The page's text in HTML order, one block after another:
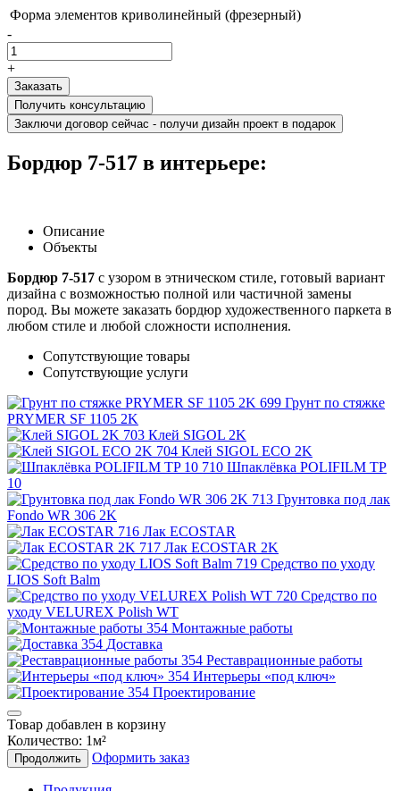
Форма элементов криволинейный (фрезерный)
-
+
Получить консультацию
Заключи договор сейчас - получи дизайн проект в подарок
Бордюр 7-517 в интерьере:
Описание
Объекты
Бордюр 7-517 с узором в этническом стиле, готовый вариант
дизайна с возможностью полной или частичной замены
пород. Вы можете заказать бордюр художественного паркета в
любом стиле и любой сложности исполнения.
Сопутствующие товары
Сопутствующие услуги
Грунт по стяжке
PRYMER SF 1105 2K
Клей SIGOL 2K
Клей SIGOL ECO 2K
Шпаклёвка POLIFILM TP
10
Грунтовка под лак
Fondo WR 306 2K
Лак ECOSTAR
Лак ECOSTAR 2K
Средство по уходу
LIOS Soft Balm
Средство по
уходу VELUREX Polish WT
Монтажные работы
Доставка
Реставрационные работы
Интерьеры «под ключ»
Проектирование
Товар добавлен в корзину
Количество: 1м²
Продолжить Оформить заказ